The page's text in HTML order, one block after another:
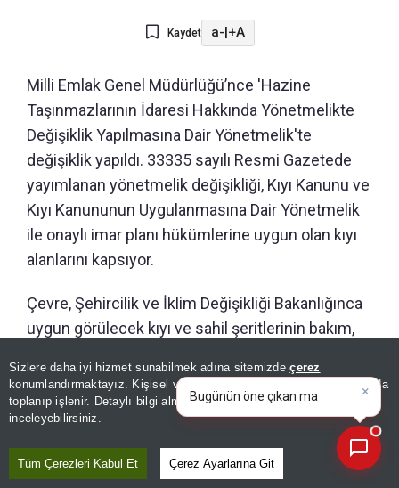
Sizlere daha iyi hizmet sunabilmek adına sitemizdeçerez
konumlandırmaktayız. Kişisel verileriniz, KVKK ve GDPR kapsamında
toplanıp işlenir. Detaylı bilgi almak içinAydınlatma Metnimizi
inceleyebilirsiniz.
Tüm Çerezleri Kabul Et Çerez Ayarlarına Git
Kaydet a-|+A
Milli Emlak Genel Müdürlüğü’nce 'Hazine
Taşınmazlarının İdaresi Hakkında Yönetmelikte
Değişiklik Yapılmasına Dair Yönetmelik'te
değişiklik yapıldı. 33335 sayılı Resmi Gazetede
yayımlanan yönetmelik değişikliği, Kıyı Kanunu ve
Kıyı Kanununun Uygulanmasına Dair Yönetmelik
ile onaylı imar planı hükümlerine uygun olan kıyı
alanlarını kapsıyor.
Çevre, Şehircilik ve İklim Değişikliği Bakanlığınca
uygun görülecek kıyı ve sahil şeritlerinin bakım,
uygulamalarına ilişkin işlemler, belediyeler ve
mahalli idare birliklerinin yanı sıra, Bakanlığın ilgili
birimlerinin de yapabilmesine imkan tanındı.
×
Bugünün öne çıkan manşetleri
ve gelişmeleri neler?|